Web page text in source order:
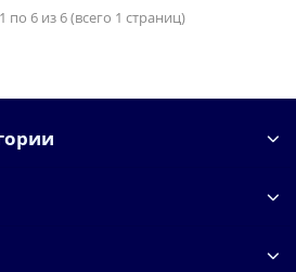
по 6 из 6 (всего 1 страниц)